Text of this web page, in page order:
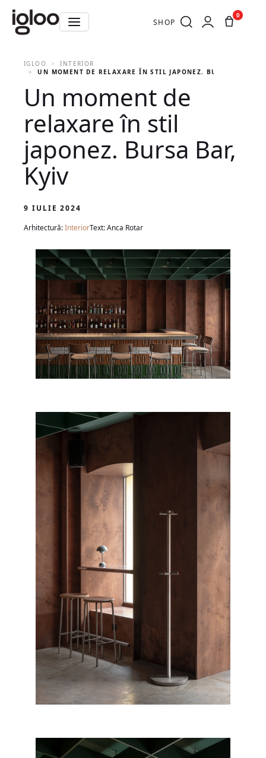
SHOP
0
IGLOO
INTERIOR
UN MOMENT DE RELAXARE ÎN STIL JAPONEZ. BURSA BAR,
Un moment de
relaxare în stil
japonez. Bursa Bar,
Kyiv
9 IULIE 2024
Arhitectură:InteriorText: Anca Rotar